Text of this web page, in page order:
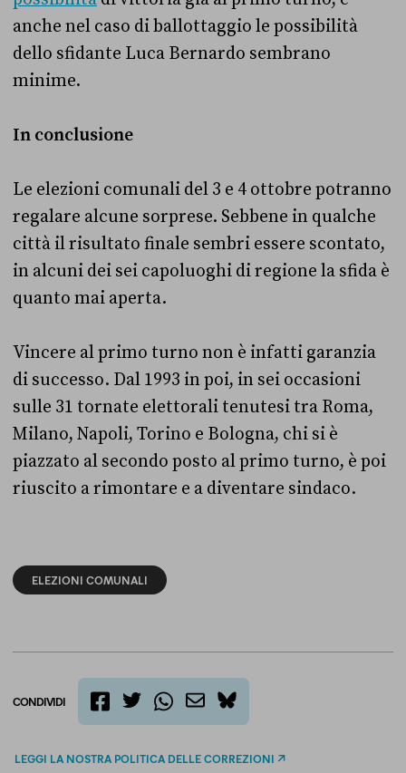
anche nel caso di ballottaggio le possibilità
dello sfidante Luca Bernardo sembrano
minime.
In conclusione
Le elezioni comunali del 3 e 4 ottobre potranno
regalare alcune sorprese. Sebbene in qualche
città il risultato finale sembri essere scontato,
in alcuni dei sei capoluoghi di regione la sfida è
quanto mai aperta.
Vincere al primo turno non è infatti garanzia
di successo. Dal 1993 in poi, in sei occasioni
sulle 31 tornate elettorali tenutesi tra Roma,
Milano, Napoli, Torino e Bologna, chi si è
piazzato al secondo posto al primo turno, è poi
riuscito a rimontare e a diventare sindaco.
ELEZIONI COMUNALI
CONDIVIDI
bluesky
LEGGI LA NOSTRA POLITICA DELLE CORREZIONI